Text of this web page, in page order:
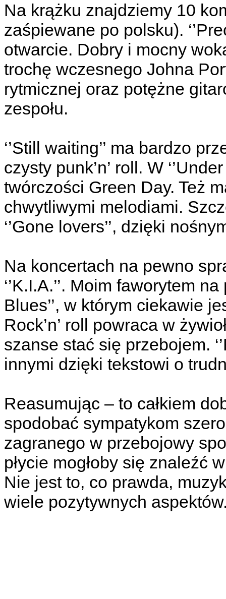
Na krążku znajdziemy 10
zaśpiewane po polsku).
otwarcie. Dobry i mocny
trochę wczesnego Johna
rytmicznej oraz potężne
zespołu.
‘’Still waiting’’ ma bardzo
czysty punk’n’ roll. W
twórczości Green Day. Też
chwytliwymi melodiami.
‘’Gone lovers’’, dzięki
Na koncertach na pewno
‘’K.I.A.’’. Moim faworytem
Blues’’, w którym ciekawie
Rock’n’ roll powraca w
szanse stać się przebojem.
innymi dzięki tekstowi o
Reasumując – to całkiem
spodobać sympatykom
zagranego w przebojowy
płycie mogłoby się znaleźć
Nie jest to, co prawda,
wiele pozytywnych